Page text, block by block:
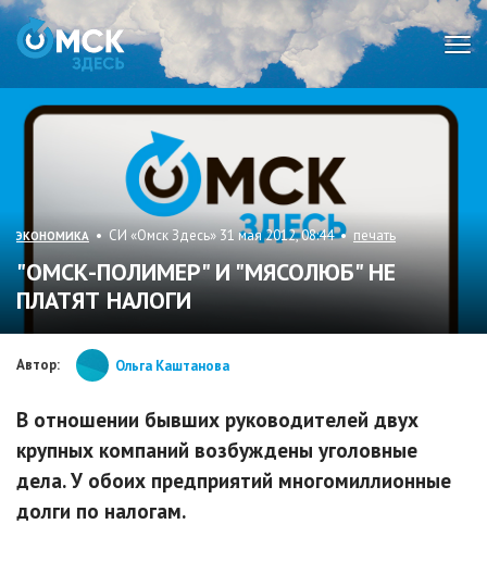
ЭКОНОМИКА • СИ «Омск Здесь» 31 мая 2012, 08:44 • печать
"ОМСК-ПОЛИМЕР" И "МЯСОЛЮБ" НЕ
ПЛАТЯТ НАЛОГИ
Автор: Ольга Каштанова
В отношении бывших руководителей двух
крупных компаний возбуждены уголовные
дела. У обоих предприятий многомиллионные
долги по налогам.